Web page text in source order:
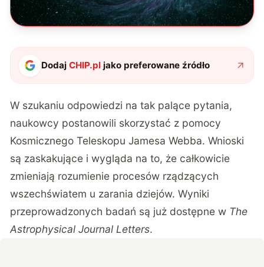
DodajCHIP.pl jako preferowane źródło
W szukaniu odpowiedzi na tak palące pytania,
naukowcy postanowili skorzystać z pomocy
Kosmicznego Teleskopu Jamesa Webba. Wnioski
są zaskakujące i wygląda na to, że całkowicie
zmieniają rozumienie procesów rządzących
wszechświatem u zarania dziejów. Wyniki
przeprowadzonych badań są już dostępne w The
Astrophysical Journal Letters.